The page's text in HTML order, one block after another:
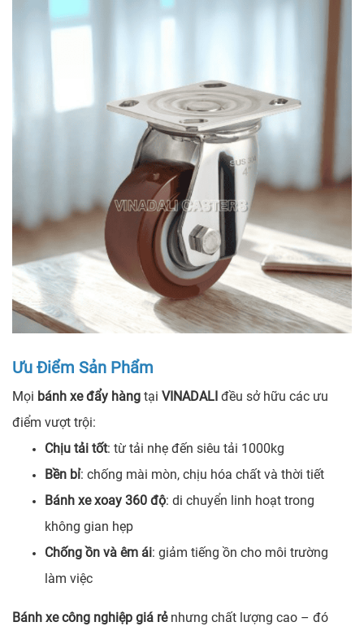
Ưu Điểm Sản Phẩm
Mọi bánh xe đẩy hàng tại VINADALI đều sở hữu các ưu
điểm vượt trội:
Chịu tải tốt: từ tải nhẹ đến siêu tải 1000kg
Bền bỉ: chống mài mòn, chịu hóa chất và thời tiết
Bánh xe xoay 360 độ: di chuyển linh hoạt trong
không gian hẹp
Chống ồn và êm ái: giảm tiếng ồn cho môi trường
làm việc
Bánh xe công nghiệp giá rẻnhưng chất lượng cao – đó